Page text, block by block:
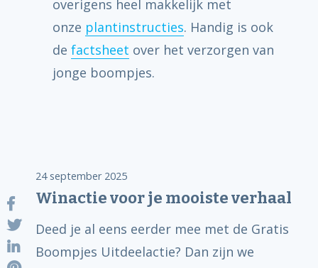
overigens heel makkelijk met
onze plantinstructies. Handig is ook
de factsheet over het verzorgen van
jonge boompjes.
24 september 2025
Winactie voor je mooiste verhaal
Deed je al eens eerder mee met de Gratis
Boompjes Uitdeelactie? Dan zijn we